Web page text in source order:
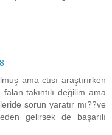
ama ctısı araştırırken
takıntılı değilim ama
sorun yaratır mı??ve
gelirsek de başarılı